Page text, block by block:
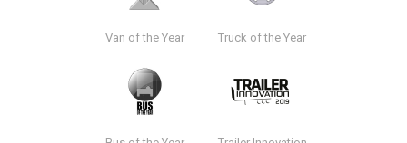
Van of the Year Truck of the Year